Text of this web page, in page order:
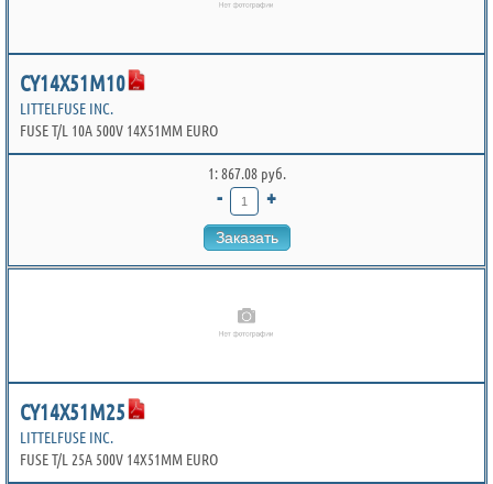
CY14X51M10
LITTELFUSE INC.
FUSE T/L 10A 500V 14X51MM EURO
1: 867.08 руб.
- +
Заказать
CY14X51M25
LITTELFUSE INC.
FUSE T/L 25A 500V 14X51MM EURO